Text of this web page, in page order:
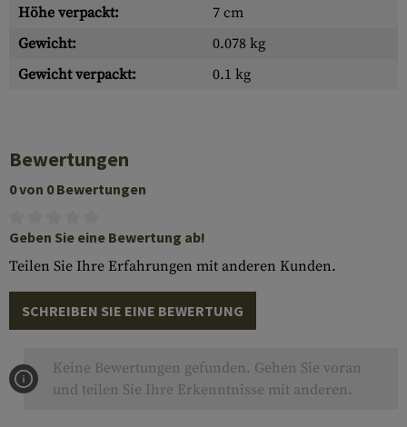
Höhe verpackt:
7 cm
Gewicht:
0.078 kg
Gewicht verpackt:
0.1 kg
Bewertungen
0 von 0 Bewertungen
Geben Sie eine Bewertung ab!
Teilen Sie Ihre Erfahrungen mit anderen Kunden.
SCHREIBEN SIE EINE BEWERTUNG
Keine Bewertungen gefunden. Gehen Sie voran
und teilen Sie Ihre Erkenntnisse mit anderen.